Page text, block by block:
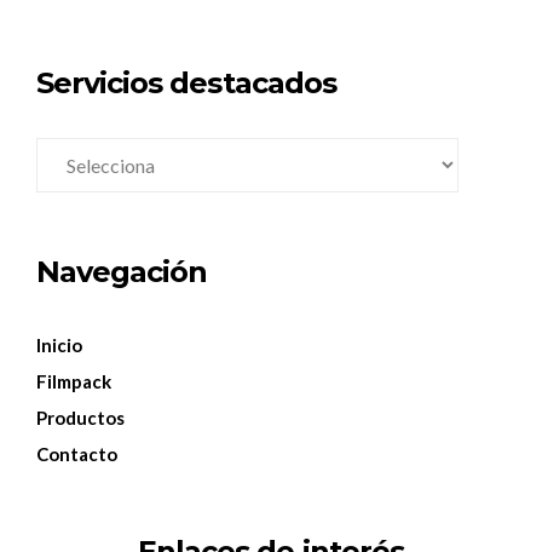
Servicios destacados
Navegación
Inicio
Filmpack
Productos
Contacto